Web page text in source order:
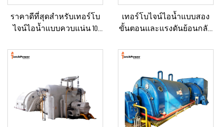
ราคาดีที่สุดสำหรับเทอร์โบ
ไจน์ไอน้ำแบบควบแน่น 10
กิโลวัตต์, 500 กิโลวัตต์ และ 1
พลังงานในภาค
อุตสาหกรรม
เทอร์โบไจน์ไอน้ำแบบสอง
ขั้นตอนและแรงดันย้อนกลับ
เมกะวัตต์ ใหม่/ใช้แล้ว พร้อม
ไฟฟ้า สำหรับโรงไฟฟ้า